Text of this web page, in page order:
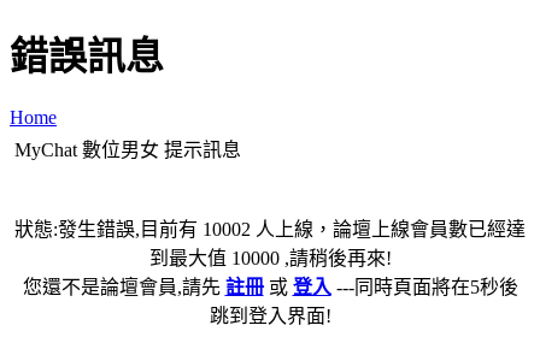
錯誤訊息
Home
MyChat 數位男女 提示訊息
狀態:發生錯誤,目前有 10002 人上線，論壇上線會員數已經達
到最大值 10000 ,請稍後再來!
您還不是論壇會員,請先 註冊或 登入 ---同時頁面將在5秒後
跳到登入界面!